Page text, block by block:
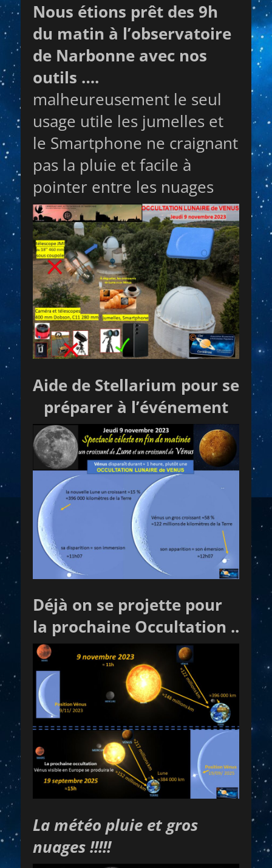
Nous étions prêt des 9h
du matin à l’observatoire
de Narbonne avec nos
outils ….
malheureusement le seul
usage utile les jumelles et
le Smartphone ne craignant
pas la pluie et facile à
pointer entre les nuages
Aide de Stellarium pour se
préparer à l’événement
Déjà on se projette pour
la prochaine Occultation ..
La météo pluie et gros
nuages !!!!!